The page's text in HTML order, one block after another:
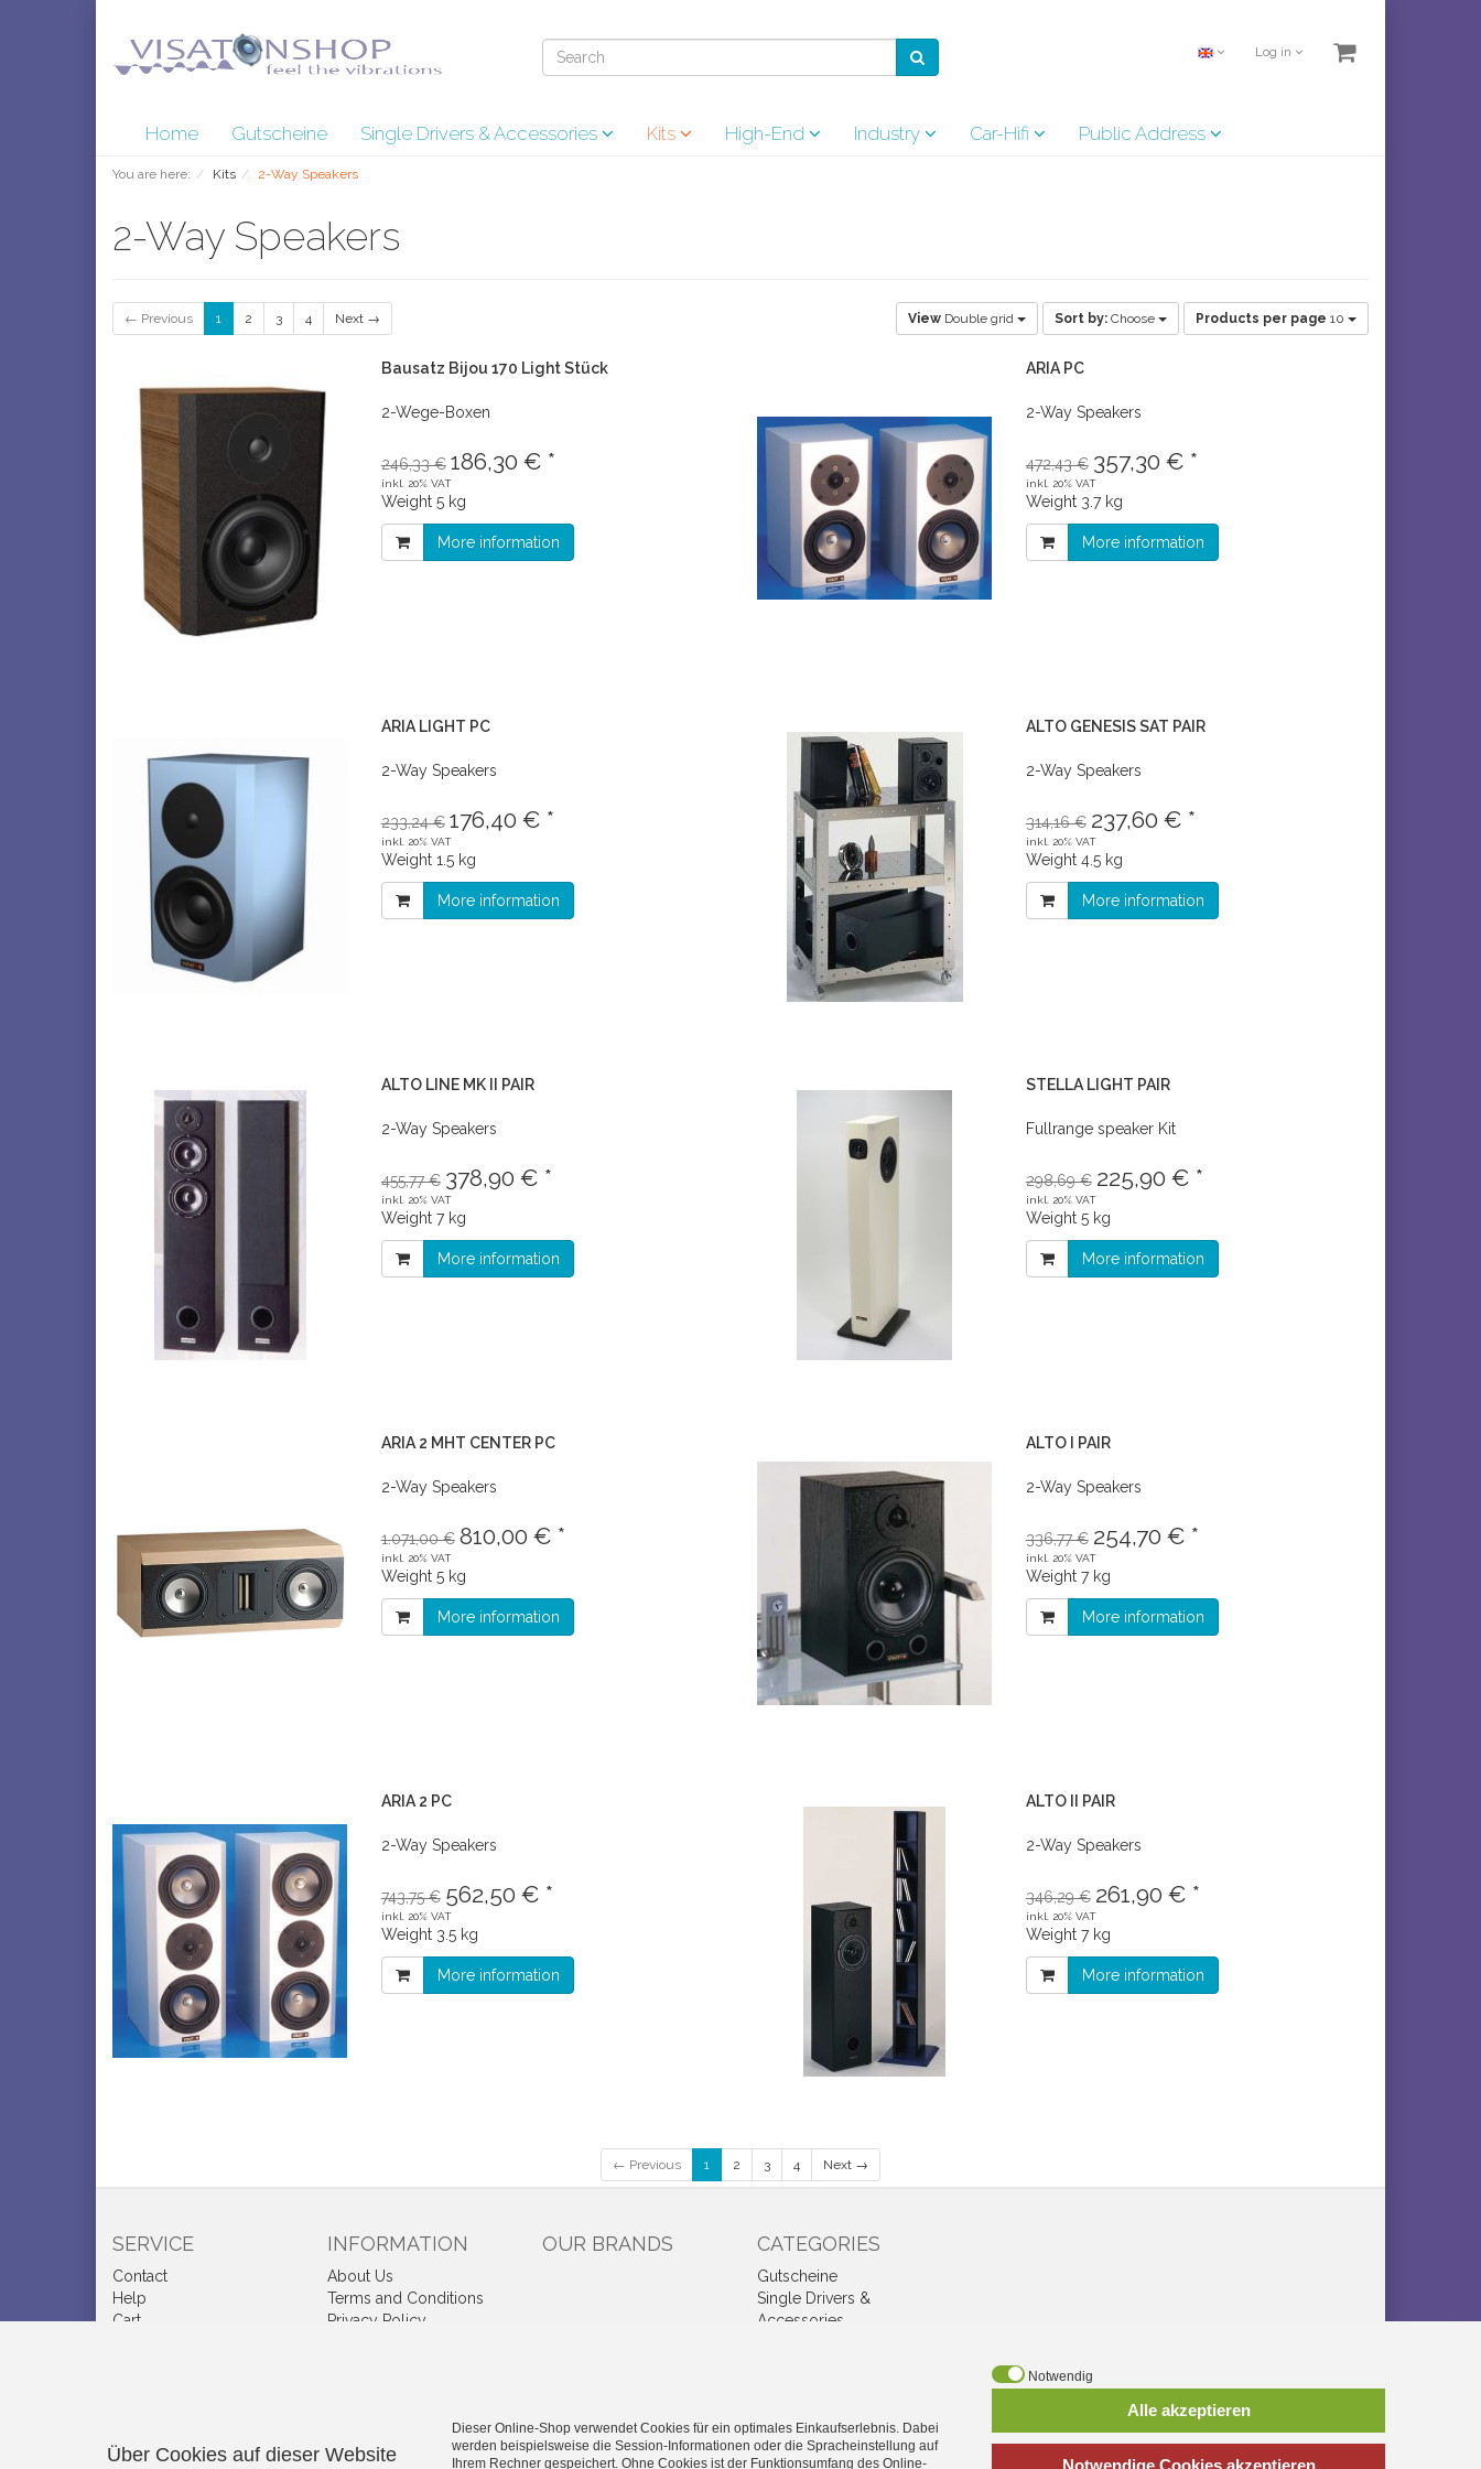
Log in
Home Gutscheine Single Drivers & Accessories Kits High-End Industry Car-Hifi Public Address
You are here: Kits 2-Way Speakers
2-Way Speakers
← Previous 1 2 3 4 Next → View Double grid Sort by: Choose Products per page 10
Bausatz Bijou 170 Light Stück
2-Wege-Boxen
246,33 € 186,30 € *
inkl. 20% VAT
Weight 5 kg
More information
ARIA PC
2-Way Speakers
472,43 € 357,30 € *
inkl. 20% VAT
Weight 3.7 kg
More information
ARIA LIGHT PC
2-Way Speakers
233,24 € 176,40 € *
inkl. 20% VAT
Weight 1.5 kg
More information
ALTO GENESIS SAT PAIR
2-Way Speakers
314,16 € 237,60 € *
inkl. 20% VAT
Weight 4.5 kg
More information
ALTO LINE MK II PAIR
2-Way Speakers
455,77 € 378,90 € *
inkl. 20% VAT
Weight 7 kg
More information
STELLA LIGHT PAIR
Fullrange speaker Kit
298,69 € 225,90 € *
inkl. 20% VAT
Weight 5 kg
More information
ARIA 2 MHT CENTER PC
2-Way Speakers
1.071,00 € 810,00 € *
inkl. 20% VAT
Weight 5 kg
More information
ALTO I PAIR
2-Way Speakers
336,77 € 254,70 € *
inkl. 20% VAT
Weight 7 kg
More information
ARIA 2 PC
2-Way Speakers
743,75 € 562,50 € *
inkl. 20% VAT
Weight 3.5 kg
More information
ALTO II PAIR
2-Way Speakers
346,29 € 261,90 € *
inkl. 20% VAT
Weight 7 kg
More information
← Previous 1 2 3 4 Next →
SERVICE
Contact
Help
Cart
INFORMATION
About Us
Terms and Conditions
Privacy Policy
OUR BRANDS CATEGORIES
Gutscheine
Single Drivers &
Accessories
Public Address
Über Cookies auf dieser Website
Dieser Online-Shop verwendet Cookies für ein optimales Einkaufserlebnis. Dabei
werden beispielsweise die Session-Informationen oder die Spracheinstellung auf
Ihrem Rechner gespeichert. Ohne Cookies ist der Funktionsumfang des Online-
Notwendig
Alle akzeptieren
Notwendige Cookies akzeptieren